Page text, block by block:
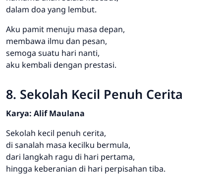
dalam doa yang lembut.
Aku pamit menuju masa depan,
membawa ilmu dan pesan,
semoga suatu hari nanti,
aku kembali dengan prestasi.
8. Sekolah Kecil Penuh Cerita
Karya: Alif Maulana
Sekolah kecil penuh cerita,
di sanalah masa kecilku bermula,
dari langkah ragu di hari pertama,
hingga keberanian di hari perpisahan tiba.